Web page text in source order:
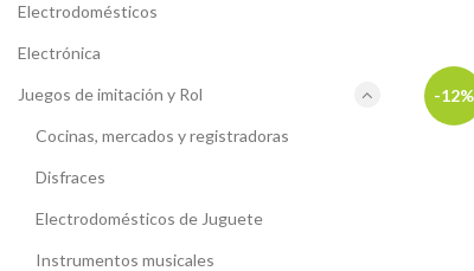
Electrodomésticos
Electrónica
Juegos de imitación y Rol
Cocinas, mercados y registradoras
Disfraces
Electrodomésticos de Juguete
Instrumentos musicales
-12%